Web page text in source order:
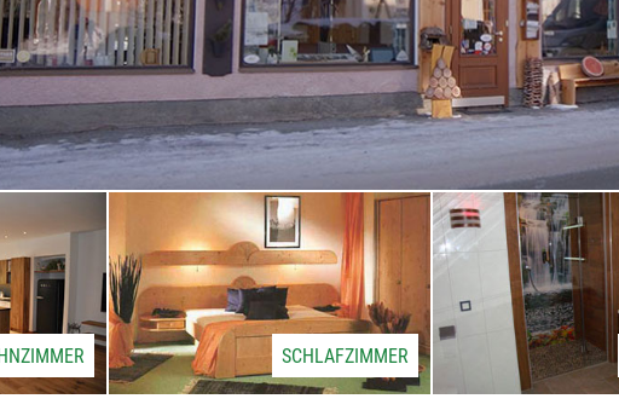
SCHLAFZIMMER